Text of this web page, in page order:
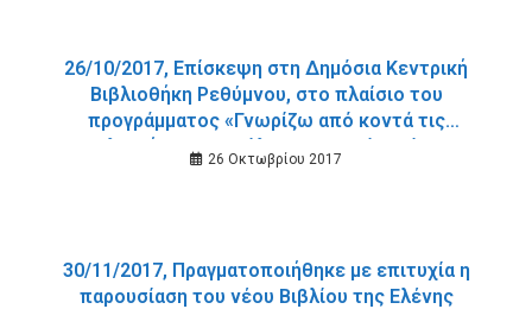
26/10/2017, Επίσκεψη στη Δημόσια Κεντρική
Βιβλιοθήκη Ρεθύμνου, στο πλαίσιο του
προγράμματος «Γνωρίζω από κοντά τις
Βιβλιοθήκες της πόλης μου και όχι μόνο».
26 Οκτωβρίου 2017
30/11/2017, Πραγματοποιήθηκε με επιτυχία η
παρουσίαση του νέου Βιβλίου της Ελένης